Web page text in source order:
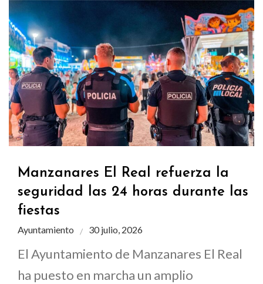
Manzanares El Real refuerza la
seguridad las 24 horas durante las
fiestas
Ayuntamiento 30 julio, 2026
El Ayuntamiento de Manzanares El Real
ha puesto en marcha un amplio